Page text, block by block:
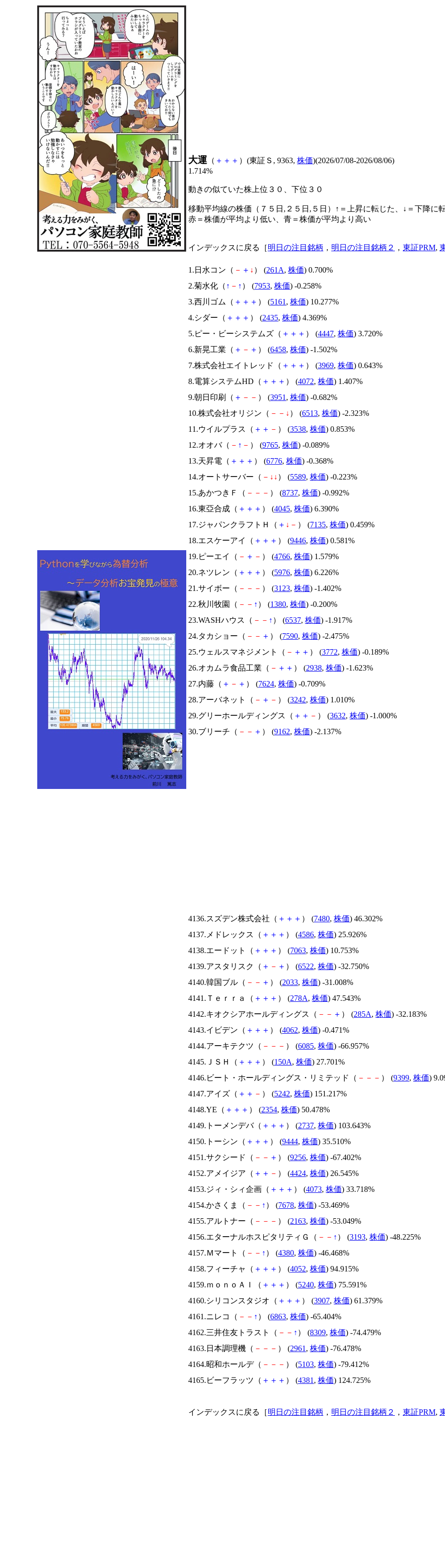
大運 （ ＋ ＋ ＋ ）(東証Ｓ, 9363, 株価)(2026/07/08-2026/08/06)
1.714%
動きの似ていた株上位３０、下位３０
移動平均線の株価（７５日,２５日,５日）↑＝上昇に転じた、↓＝下降に
赤＝株価が平均より低い、青＝株価が平均より高い
インデックスに戻る［明日の注目銘柄 ， 明日の注目銘柄２ ， 東証PRM,
1.日水コン（ － ＋ ↓ ） (261A, 株価) 0.700%
2.菊水化（ ↑ － ↑ ） (7953, 株価) -0.258%
3.西川ゴム（ ＋ ＋ ＋ ） (5161 , 株価) 10.277%
4.シダー（ ＋ ＋ ＋ ） (2435, 株価) 4.369%
5.ピー・ビーシステムズ（ ＋ ＋ ＋ ） (4447, 株価) 3.720%
6.新晃工業（ ＋ － ＋ ） (6458, 株価) -1.502%
7.株式会社エイトレッド（ ＋ ＋ ＋ ） (3969, 株価) 0.643%
8.電算システムHD（ ＋ ＋ ＋ ） (4072, 株価) 1.407%
9.朝日印刷（ ＋ － － ） (3951 , 株価) -0.682%
10.株式会社オリジン（ － － ↓ ） (6513, 株価) -2.323%
11.ウイルプラス（ ＋ ＋ － ） (3538, 株価) 0.853%
12.オオバ（ － ↑ － ） (9765, 株価) -0.089%
13.天昇電（ ＋ ＋ ＋ ） (6776, 株価) -0.368%
14.オートサーバー（ － ↓ ↓ ） (5589, 株価) -0.223%
15.あかつきＦ（ － － － ） (8737, 株価) -0.992%
16.東亞合成（ ＋ ＋ ＋ ） (4045, 株価) 6.390%
17.ジャパンクラフトＨ（ ＋ ↓ － ） (7135, 株価) 0.459%
18.エスケーアイ（ ＋ ＋ ＋ ） (9446, 株価) 0.581%
19.ピーエイ（ － ＋ － ） (4766, 株価) 1.579%
20.ネツレン（ ＋ ＋ ＋ ） (5976, 株価) 6.226%
21.サイボー（ － － － ） (3123, 株価) -1.402%
22.秋川牧園（ － － ↑ ） (1380, 株価) -0.200%
23.WASHハウス（ － － ↑ ） (6537, 株価) -1.917%
24.タカショー（ － － ＋ ） (7590, 株価) -2.475%
25.ウェルスマネジメント（ － ＋ ＋ ） (3772, 株価) -0.189%
26.オカムラ食品工業（ － ＋ ＋ ） (2938, 株価) -1.623%
27.内藤（ ＋ － ＋ ） (7624, 株価) -0.709%
28.アーバネット（ － ＋ － ） (3242, 株価) 1.010%
29.グリーホールディングス（ ＋ ＋ － ） (3632, 株価) -1.000%
30.ブリーチ（ － － ＋ ） (9162, 株価) -2.137%
4136.スズデン株式会社（ ＋ ＋ ＋ ） (7480, 株価) 46.302%
4137.メドレックス（ ＋ ＋ ＋ ） (4586, 株価) 25.926%
4138.エードット（ ＋ ＋ ＋ ） (7063, 株価) 10.753%
4139.アスタリスク（ ＋ － ＋ ） (6522, 株価) -32.750%
4140.韓国ブル（ － － ＋ ） (2033, 株価) -31.008%
4141.Ｔｅｒｒａ（ ＋ ＋ ＋ ） (278A, 株価) 47.543%
4142.キオクシアホールディングス（ － － ＋ ） (285A, 株価) -32.183%
4143.イビデン（ ＋ ＋ ＋ ） (4062, 株価) -0.471%
4144.アーキテクツ（ － － － ） (6085, 株価) -66.957%
4145.ＪＳＨ（ ＋ ＋ ＋ ） (150A, 株価) 27.701%
4146.ビート・ホールディングス・リミテッド（ － － － ） (9399, 株価)
4147.アイズ（ ＋ ＋ － ） (5242, 株価) 151.217%
4148.YE（ ＋ ＋ ＋ ） (2354, 株価) 50.478%
4149.トーメンデバ（ ＋ ＋ ＋ ） (2737, 株価) 103.643%
4150.トーシン（ ＋ ＋ ＋ ） (9444, 株価) 35.510%
4151.サクシード（ － － ＋ ） (9256, 株価) -67.402%
4152.アメイジア（ ＋ ＋ － ） (4424, 株価) 26.545%
4153.ジィ・シィ企画（ ＋ ＋ ＋ ） (4073, 株価) 33.718%
4154.かさくま（ － － ↑ ） (7678, 株価) -53.469%
4155.アルトナー（ － － － ） (2163, 株価) -53.049%
4156.エターナルホスピタリティＧ（ － － ↑ ） (3193, 株価) -48.225%
4157.Ｍマート（ － － ↑ ） (4380, 株価) -46.468%
4158.フィーチャ（ ＋ ＋ ＋ ） (4052, 株価) 94.915%
4159.ｍｏｎｏＡＩ（ ＋ ＋ ＋ ） (5240, 株価) 75.591%
4160.シリコンスタジオ（ ＋ ＋ ＋ ） (3907, 株価) 61.379%
4161.ニレコ（ － － ↑ ） (6863, 株価) -65.404%
4162.三井住友トラスト（ － － ↑ ） (8309, 株価) -74.479%
4163.日本調理機（ － － － ） (2961 , 株価) -76.478%
4164.昭和ホールデ（ － － － ） (5103, 株価) -79.412%
4165.ビーフラッツ（ ＋ ＋ ＋ ） (4381 , 株価) 124.725%
インデックスに戻る［明日の注目銘柄 ， 明日の注目銘柄２ ， 東証PRM,